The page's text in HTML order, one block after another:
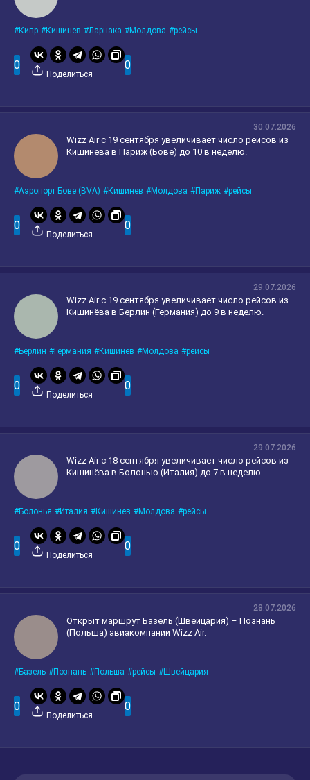
Кипр Кишинев Ларнака Молдова рейсы
0
Поделиться
0
30.07.2026
Wizz Air с 19 сентября увеличивает число рейсов из
Кишинёва в Париж (Бове) до 10 в неделю.
Аэропорт Бове (BVA) Кишинев Молдова Париж рейсы
0
Поделиться
0
29.07.2026
Wizz Air с 19 сентября увеличивает число рейсов из
Кишинёва в Берлин (Германия) до 9 в неделю.
Берлин Германия Кишинев Молдова рейсы
0
Поделиться
0
29.07.2026
Wizz Air с 18 сентября увеличивает число рейсов из
Кишинёва в Болонью (Италия) до 7 в неделю.
Болонья Италия Кишинев Молдова рейсы
0
Поделиться
0
28.07.2026
Открыт маршрут Базель (Швейцария) – Познань
(Польша) авиакомпании Wizz Air.
Базель Познань Польша рейсы Швейцария
0
Поделиться
0